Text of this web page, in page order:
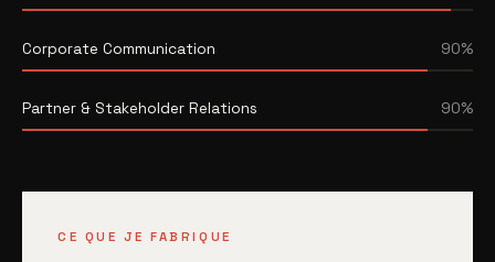
Corporate Communication 90%
Partner & Stakeholder Relations 90%
CE QUE JE FABRIQUE